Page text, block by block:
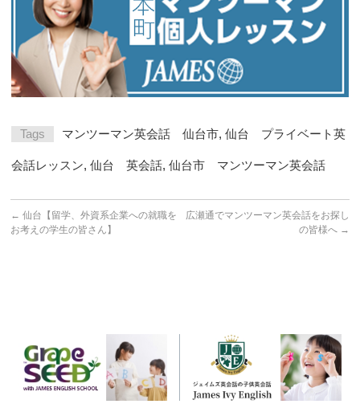
Tags マンツーマン英会話 仙台市,仙台 プライベート英
会話レッスン,仙台 英会話,仙台市 マンツーマン英会話
← 仙台【留学、外資系企業への就職を
お考えの学生の皆さん】
広瀬通でマンツーマン英会話をお探し
の皆様へ →